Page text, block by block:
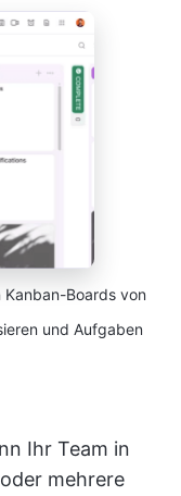
Boards von
und Aufgaben
Ihr Team in
mehrere